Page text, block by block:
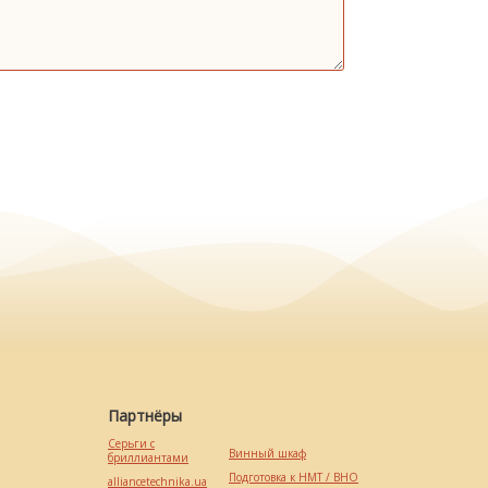
Партнёры
Серьги с
бриллиантами
alliancetechnika.ua
Винный шкаф
Подготовка к НМТ / ВНО